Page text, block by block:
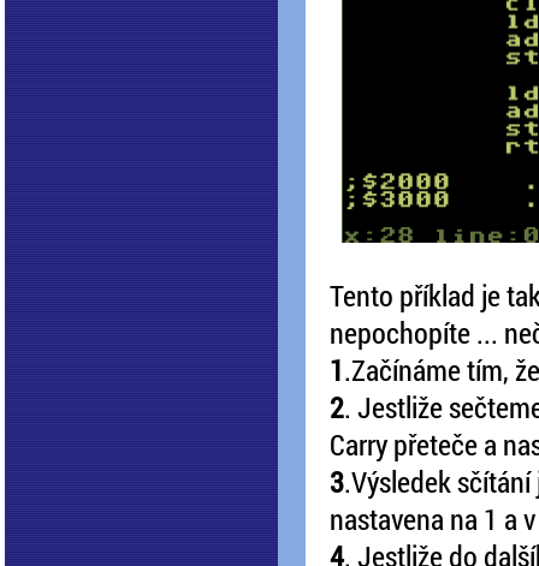
Tento příklad je
nepochopíte ...
1.Začínáme tím,
2. Jestliže
Carry přeteče a
3.Výsledek
nastavena na 1 a
4. Jestliže do